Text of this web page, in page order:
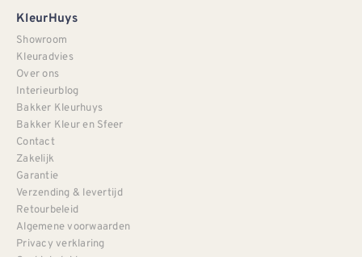
KleurHuys
Showroom
Kleuradvies
Over ons
Interieurblog
Bakker Kleurhuys
Bakker Kleur en Sfeer
Contact
Zakelijk
Garantie
Verzending & levertijd
Retourbeleid
Algemene voorwaarden
Privacy verklaring